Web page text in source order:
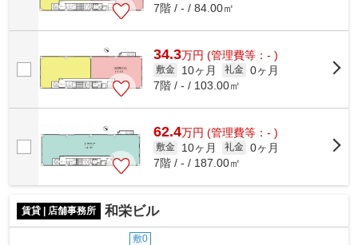
7階 / - / 84.00㎡
34.3万円 (管理費等：- )
敷金 10ヶ月 礼金 0ヶ月
7階 / - / 103.00㎡
62.4万円 (管理費等：- )
敷金 10ヶ月 礼金 0ヶ月
7階 / - / 187.00㎡
賃貸 | 店舗事務所 和栄ビル
敷0